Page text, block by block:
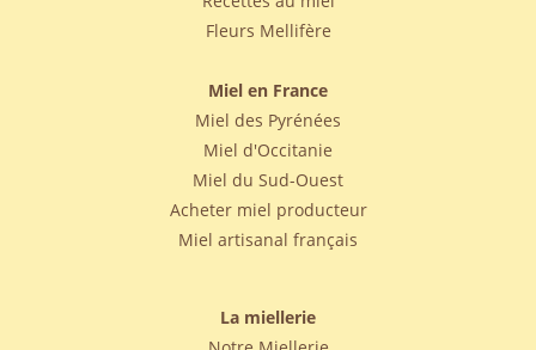
Fleurs Mellifère
Miel en France
Miel des Pyrénées
Miel d'Occitanie
Miel du Sud-Ouest
Acheter miel producteur
Miel artisanal français
La miellerie